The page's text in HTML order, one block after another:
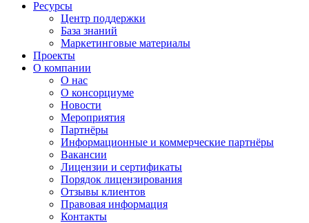
Ресурсы
Центр поддержки
База знаний
Маркетинговые материалы
Проекты
О компании
О нас
О консорциуме
Новости
Мероприятия
Партнёры
Информационные и коммерческие партнёры
Вакансии
Лицензии и сертификаты
Порядок лицензирования
Отзывы клиентов
Правовая информация
Контакты